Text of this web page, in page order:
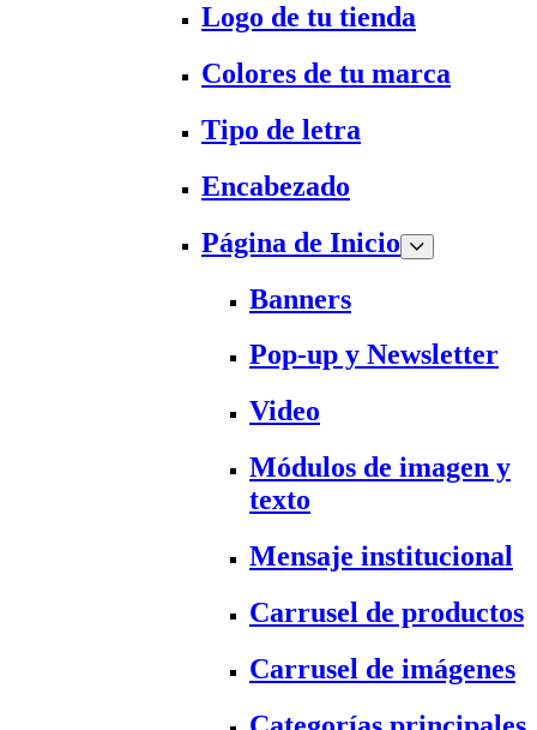
Logo de tu tienda
Colores de tu marca
Tipo de letra
Encabezado
Página de Inicio
Banners
Pop-up y Newsletter
Video
Módulos de imagen y
texto
Mensaje institucional
Carrusel de productos
Carrusel de imágenes